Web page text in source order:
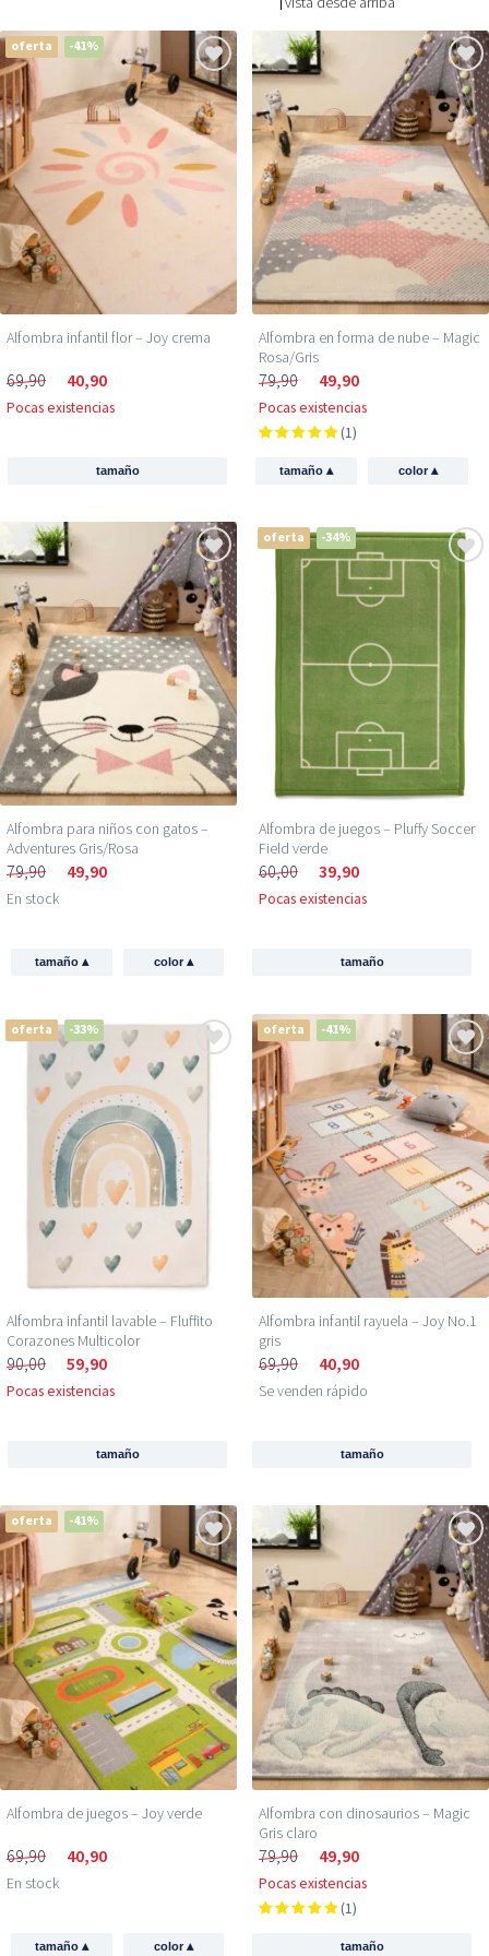
oferta -41%
Alfombra infantil flor – Joy crema
69,90 40,90
Pocas existencias
tamaño
Alfombra en forma de nube – Magic
Rosa/Gris
79,90 49,90
Pocas existencias
(1)
tamaño ▴ color▴
Alfombra para niños con gatos –
Adventures Gris/Rosa
79,90 49,90
En stock
tamaño ▴ color▴
oferta -34%
Alfombra de juegos – Pluffy Soccer
Field verde
60,00 39,90
Pocas existencias
tamaño
oferta -33%
Alfombra infantil lavable – Fluffito
Corazones Multicolor
90,00 59,90
Pocas existencias
tamaño
oferta -41%
Alfombra infantil rayuela – Joy No.1
gris
69,90 40,90
Se venden rápido
tamaño
oferta -41%
Alfombra de juegos – Joy verde
69,90 40,90
En stock
tamaño ▴ color▴
Alfombra con dinosaurios – Magic
Gris claro
79,90 49,90
Pocas existencias
(1)
tamaño